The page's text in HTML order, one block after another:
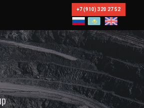
+7 (910) 320 27 52